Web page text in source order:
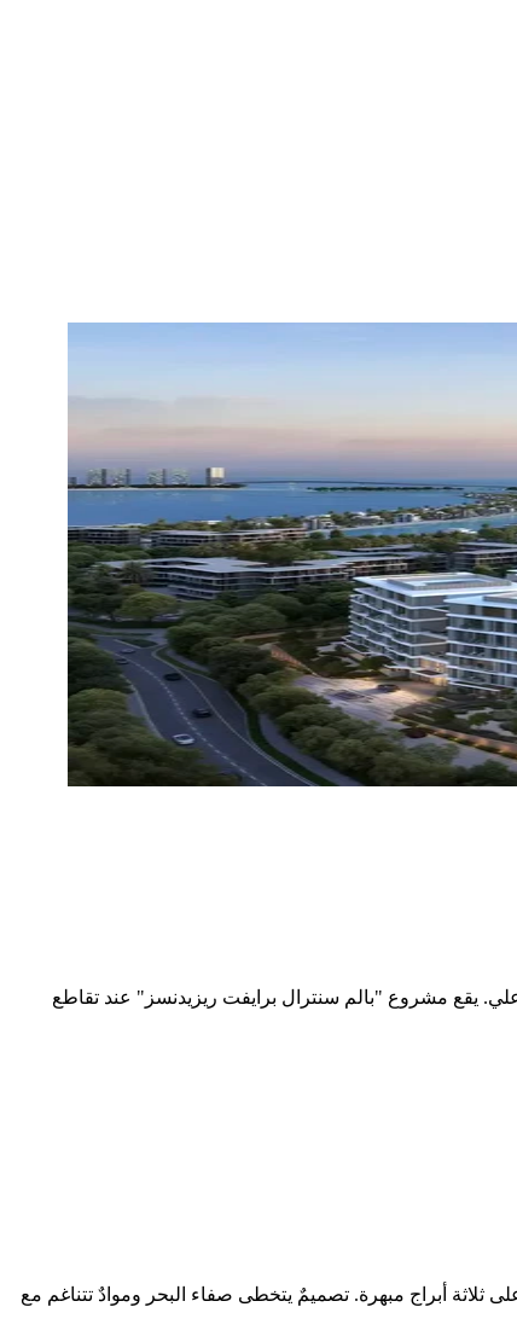
يقع مشروع "بالم سنترال برايفت ريزيدنسز" عند تقاطع
برايفت ريزيدنسز". ملاذٌ يجسّد تعابير الهدوء والتواصل، مع مجموعة مختارة من 212 منزلاً موزعة على ثلاثة أبراج مبهرة. تصميمٌ يتخطى صفاء البحر وموادٌ تتناغم مع